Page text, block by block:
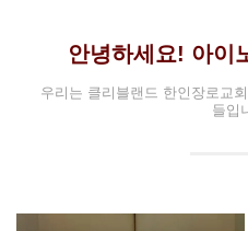
안녕하세요! 아이
우리는 클리블랜드 한인장로교
들입